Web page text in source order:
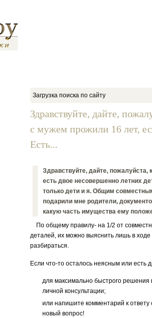
Загрузка поиска по сайту
Здравствуйте, дайте,
с мужем прожили 16 лет,
Есть...
Здравствуйте, дайте,
есть двое несовершенно летних
только дети и я. Общим
подарили мне родители,
какую часть имущества ему
По общему правилу- на 1/2 от
деталей, их можно выяснить лишь в
разбираться.
Если что-то осталось неясным или есть
для максимально быстрого решения
личной консультации;
или напишите комментарий к
новый вопрос!